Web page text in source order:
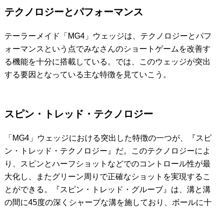
テクノロジーとパフォーマンス
テーラーメイド「MG4」ウェッジは、テクノロジーとパフ
ォーマンスという点でみなさんのショートゲームを改善す
る機能を十分に搭載している。では、このウェッジが突出
する要因となっている主な特徴を見ていこう。
スピン・トレッド・テクノロジー
「MG4」ウェッジにおける突出した特徴の一つが、『スピ
ン・トレッド・テクノロジー』だ。このテクノロジーによ
り、スピンとハーフショットなどでのコントロール性が最
大化し、またグリーン周りで正確なショットを実現するこ
とができる。『スピン・トレッド・グルーブ』は、溝と溝
の間に45度の深くシャープな溝を施しており、ボールに十